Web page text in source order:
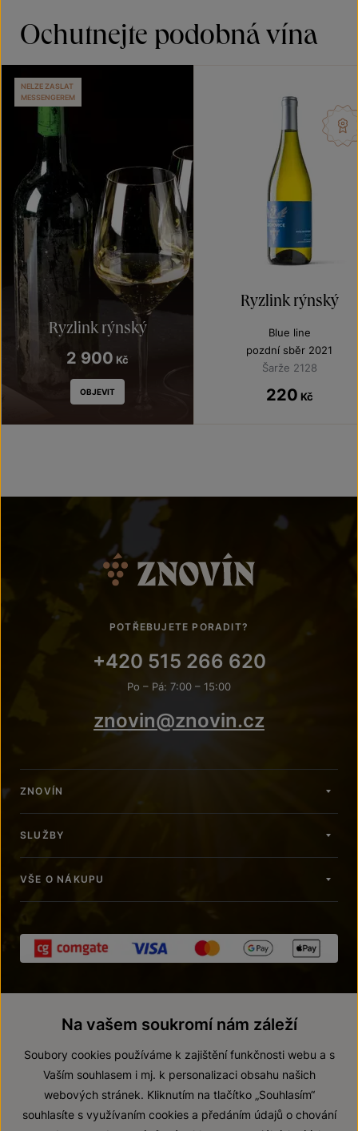
Ochutnejte podobná vína
Ryzlink rýnský
2 900 Kč
OBJEVIT
NELZE ZASLAT
MESSENGEREM
Ryzlink rýnský
Blue line
pozdní sběr 2021
Šarže 2128
220 Kč
POTŘEBUJETE PORADIT?
+420 515 266 620
Po – Pá: 7:00 – 15:00
znovin@znovin.cz
ZNOVÍN
SLUŽBY
VŠE O NÁKUPU
Vnitřní oznamovací systém (whistleblowing)
Na vašem soukromí nám záleží
Soubory cookies používáme k zajištění funkčnosti webu a s
Vaším souhlasem i mj. k personalizaci obsahu našich
webových stránek. Kliknutím na tlačítko „Souhlasím“
souhlasíte s využívaním cookies a předáním údajů o chování